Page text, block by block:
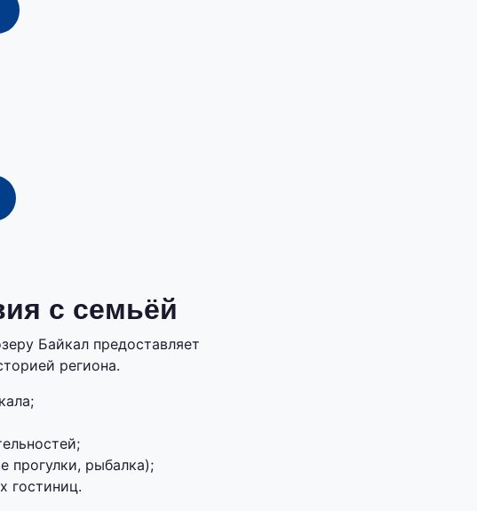
с семьёй
Байкал предоставляет
региона.
прогулки, рыбалка);
гостиниц.